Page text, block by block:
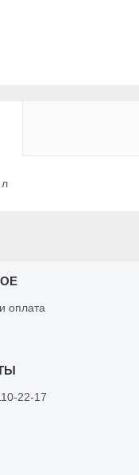
оплата
22-17